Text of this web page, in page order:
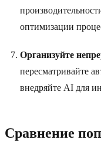
оптимизации
Организуйте
пересматривайте
внедряйте AI для
Сравнение